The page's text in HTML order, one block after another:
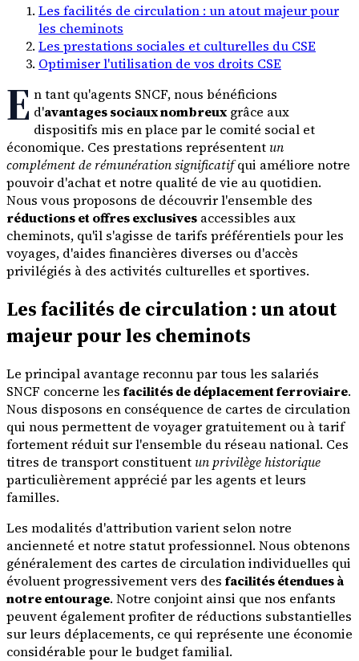
Les facilités de circulation : un atout majeur pour
les cheminots
Les prestations sociales et culturelles du CSE
Optimiser l'utilisation de vos droits CSE
E n tant qu'agents SNCF, nous bénéficions
d'avantages sociaux nombreuxgrâce aux
dispositifs mis en place par le comité social et
économique. Ces prestations représentent un
complément de rémunération significatifqui améliore notre
pouvoir d'achat et notre qualité de vie au quotidien.
Nous vous proposons de découvrir l'ensemble des
réductions et offres exclusives accessibles aux
cheminots, qu'il s'agisse de tarifs préférentiels pour les
voyages, d'aides financières diverses ou d'accès
privilégiés à des activités culturelles et sportives.
Les facilités de circulation : un atout
majeur pour les cheminots
Le principal avantage reconnu par tous les salariés
SNCF concerne les facilités de déplacement ferroviaire.
Nous disposons en conséquence de cartes de circulation
qui nous permettent de voyager gratuitement ou à tarif
fortement réduit sur l'ensemble du réseau national. Ces
titres de transport constituent un privilège historique
particulièrement apprécié par les agents et leurs
familles.
Les modalités d'attribution varient selon notre
ancienneté et notre statut professionnel. Nous obtenons
généralement des cartes de circulation individuelles qui
évoluent progressivement vers des facilités étendues à
notre entourage. Notre conjoint ainsi que nos enfants
peuvent également profiter de réductions substantielles
sur leurs déplacements, ce qui représente une économie
considérable pour le budget familial.